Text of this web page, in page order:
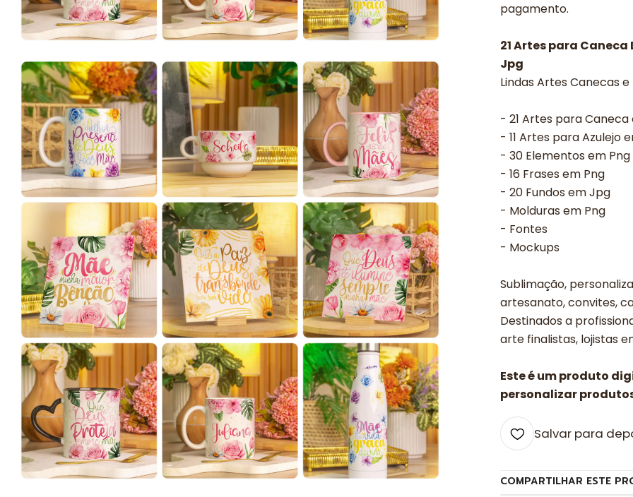
pagamento.
21 Artes para
Jpg
Lindas Artes Canecas
- 21 Artes para
- 11 Artes para Azulejo
- 30 Elementos em Png
- 16 Frases em Png
- 20 Fundos em Jpg
- Molduras em Png
- Fontes
- Mockups
Sublimação,
artesanato, convites,
Destinados a
arte finalistas, lojistas
Este é um produto
personalizar
Salvar para
COMPARTILHAR ESTE